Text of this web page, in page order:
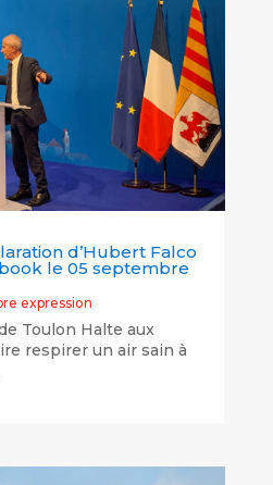
d’Hubert Falco
le 05 septembre
expression
Toulon Halte aux
respirer un air sain à